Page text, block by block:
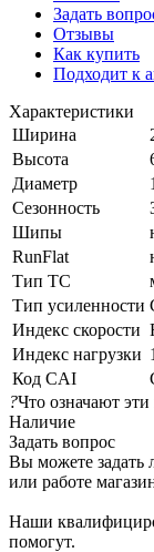
Задать
Отзывы
Как купить
Подходит к
Характеристики
Ширина
Высота
Диаметр
Сезонность
Шипы
RunFlat
Тип ТС
Тип усиленности
Индекс скорости
Индекс нагрузки
Код CAI
?Что означают
Наличие
Задать вопрос
Вы можете задать
или работе
Наши
помогут.